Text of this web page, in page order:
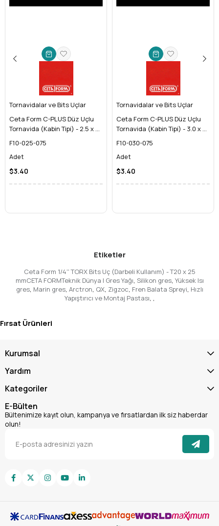
Tornavidalar ve Bits Uçlar
Ceta Form C-PLUS Düz Uçlu
Tornavida (Kabin Tipi) - 2.5 x 75
F10-025-075
Adet
$3.40
Tornavidalar ve Bits Uçlar
Ceta Form C-PLUS Düz Uçlu
Tornavida (Kabin Tipi) - 3.0 x 75
F10-030-075
Adet
$3.40
Etiketler
Ceta Form 1/4'' TORX Bits Uç (Darbeli Kullanım) - T20 x 25
mmCETA FORMTeknik Dünya | Gres Yağı, Silikon gres, Yüksek Isı
gres, Marin gres, Arctron, QX, Zigzoc, Fren Balata Spreyi, Hızlı
Yapıştırıcı ve Montaj Pastası, ,
Fırsat Ürünleri
Kurumsal
Yardım
Kategoriler
E-Bülten
Bültenimize kayıt olun, kampanya ve fırsatlardan ilk siz haberdar
olun!